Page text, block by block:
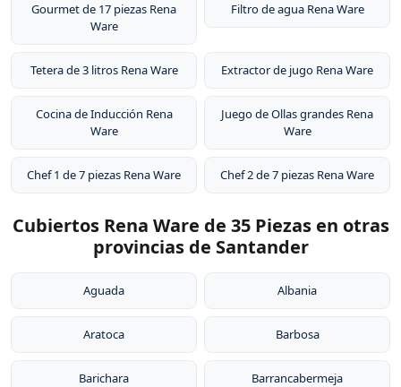
Gourmet de 17 piezas Rena
Ware
Filtro de agua Rena Ware
Tetera de 3 litros Rena Ware Extractor de jugo Rena Ware
Cocina de Inducción Rena
Ware
Juego de Ollas grandes Rena
Ware
Chef 1 de 7 piezas Rena Ware Chef 2 de 7 piezas Rena Ware
Cubiertos Rena Ware de 35 Piezas en otras
provincias de Santander
Aguada Albania
Aratoca Barbosa
Barichara Barrancabermeja